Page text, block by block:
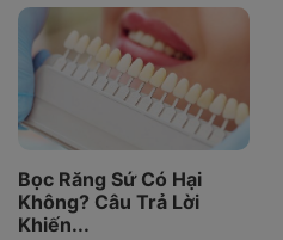
Bọc Răng Sứ Có Hại
Không? Câu Trả Lời
Khiến...